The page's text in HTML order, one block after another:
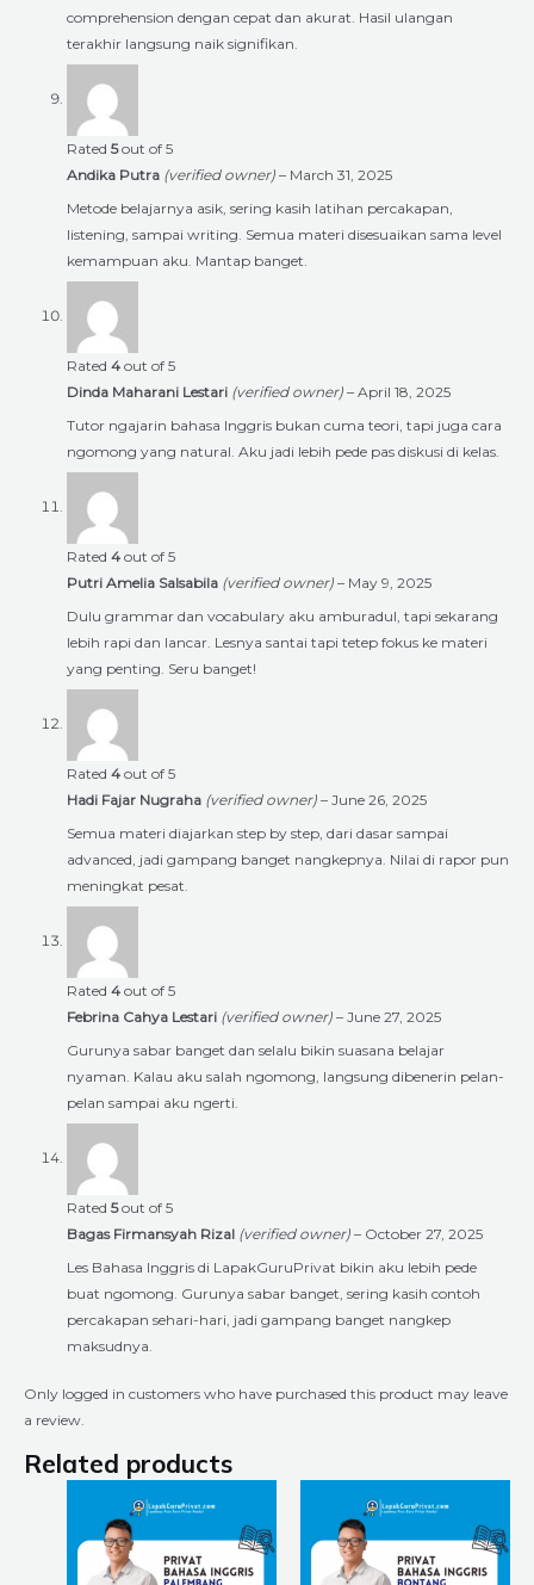
comprehension dengan cepat dan akurat. Hasil ulangan
terakhir langsung naik signifikan.
Rated 5out of 5
Andika Putra (verified owner) – March 31, 2025
Metode belajarnya asik, sering kasih latihan percakapan,
listening, sampai writing. Semua materi disesuaikan sama level
kemampuan aku. Mantap banget.
Rated 4 out of 5
Dinda Maharani Lestari (verified owner) – April 18, 2025
Tutor ngajarin bahasa Inggris bukan cuma teori, tapi juga cara
ngomong yang natural. Aku jadi lebih pede pas diskusi di kelas.
Rated 4 out of 5
Putri Amelia Salsabila (verified owner) – May 9, 2025
Dulu grammar dan vocabulary aku amburadul, tapi sekarang
lebih rapi dan lancar. Lesnya santai tapi tetep fokus ke materi
yang penting. Seru banget!
Rated 4 out of 5
Hadi Fajar Nugraha (verified owner) – June 26, 2025
Semua materi diajarkan step by step, dari dasar sampai
advanced, jadi gampang banget nangkepnya. Nilai di rapor pun
meningkat pesat.
Rated 4 out of 5
Febrina Cahya Lestari (verified owner) – June 27, 2025
Gurunya sabar banget dan selalu bikin suasana belajar
nyaman. Kalau aku salah ngomong, langsung dibenerin pelan-
pelan sampai aku ngerti.
Rated 5out of 5
Bagas Firmansyah Rizal (verified owner) – October 27, 2025
Les Bahasa Inggris di LapakGuruPrivat bikin aku lebih pede
buat ngomong. Gurunya sabar banget, sering kasih contoh
percakapan sehari-hari, jadi gampang banget nangkep
maksudnya.
Only logged in customers who have purchased this product may leave
a review.
Related products
through
Rp8.400.000
has
multiple
through
Rp8.400.000
has
multiple